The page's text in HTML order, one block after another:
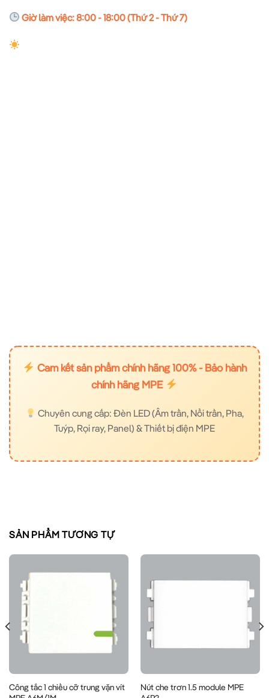
Giờ làm việc: 8:00 - 18:00 (Thứ 2 - Thứ 7)
Cam kết sản phẩm chính hãng 100% - Bảo hành
chính hãng MPE
Chuyên cung cấp: Đèn LED (Âm trần, Nổi trần, Pha,
Tuýp, Rọi ray, Panel) & Thiết bị điện MPE
SẢN PHẨM TƯƠNG TỰ
Công tắc 1 chiều cỡ trung vặn vít
Nút che trơn 1.5 module MPE